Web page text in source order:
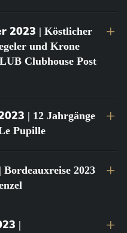
2023 | Köstlicher
und Krone
Clubhouse Post
| 12 Jahrgänge
Pupille
| Bordeauxreise 2023
|